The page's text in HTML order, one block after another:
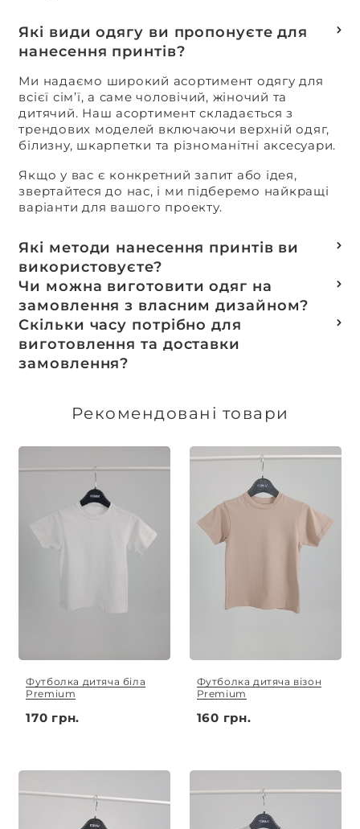
Які види одягу ви пропонуєте для
нанесення принтів?
Ми надаємо широкий асортимент одягу для
всієї сім’ї, а саме чоловічий, жіночий та
дитячий. Наш асортимент складається з
трендових моделей включаючи верхній одяг,
білизну, шкарпетки та різноманітні аксесуари.
Якщо у вас є конкретний запит або ідея,
звертайтеся до нас, і ми підберемо найкращі
варіанти для вашого проекту.
Які методи нанесення принтів ви
використовуєте?
Термотранферний
Шовкотрафаретний
DTF – друк
Машинна вишивка
Чи можна виготовити одяг на
замовлення з власним дизайном?
Так, ми спеціалізуємося на розробці колекцій
та мерчу під ключ, цей процес включає підбір
тканин, розробку лекал, дизай та
завершується пошиттям готового виробу.
Скільки часу потрібно для
виготовлення та доставки
замовлення?
виготовлення індивідуальних замовлень
Рекомендовані товари
Футболка дитяча біла
Premium
170 грн.
Футболка дитяча візон
Premium
160 грн.